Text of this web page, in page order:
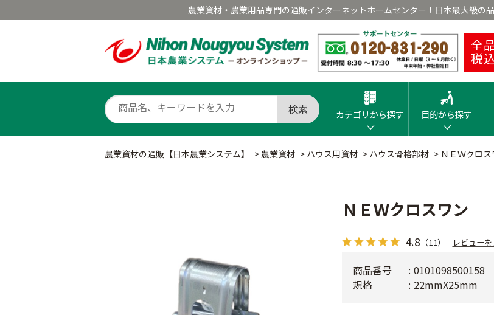
農業資材・農業用品専門の通販インターネットホームセンター！日本最大級の
全
税
検索 カテゴリから探す 目的から探す
農業資材の通販【日本農業システム】 > 農業資材 > ハウス用資材 > ハウス骨格部材 > ＮＥＷクロス
ＮＥＷクロスワン
4.8 （11） レビュー
商品番号
0101098500158
規格
22mmX25mm